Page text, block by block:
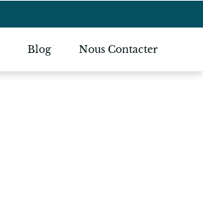
Blog Nous Contacter